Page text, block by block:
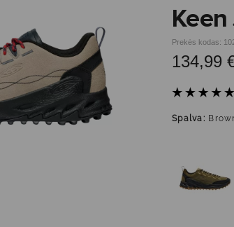
Prekės kodas:
134,99
Spalva: